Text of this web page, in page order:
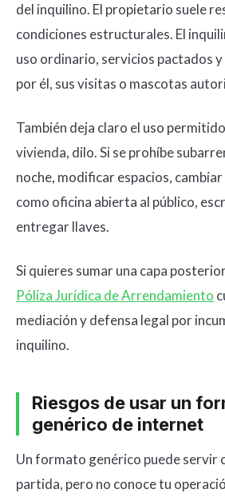
del inquilino. El propietario suele
condiciones estructurales. El
uso ordinario, servicios pactados y
por él, sus visitas o mascotas
También deja claro el uso
vivienda, dilo. Si se prohíbe
noche, modificar espacios,
como oficina abierta al público,
entregar llaves.
Si quieres sumar una capa
Póliza Jurídica de Arrendamiento
mediación y defensa legal por
inquilino.
Riesgos de usar un
genérico de internet
Un formato genérico puede servir
partida, pero no conoce tu